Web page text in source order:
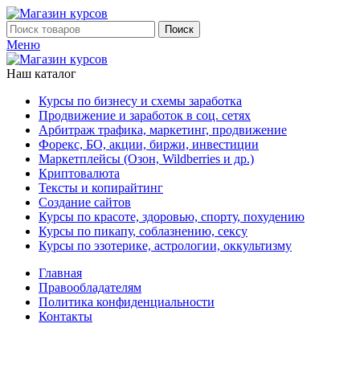
Поиск
Меню
Наш каталог
Курсы по бизнесу и схемы заработка
Продвижение и заработок в соц. сетях
Арбитраж трафика, маркетинг, продвижение
Форекс, БО, акции, биржи, инвестиции
Маркетплейсы (Озон, Wildberries и др.)
Криптовалюта
Тексты и копирайтинг
Создание сайтов
Курсы по красоте, здоровью, спорту, похудению
Курсы по пикапу, соблазнению, сексу
Курсы по эзотерике, астрологии, оккультизму
Главная
Правообладателям
Политика конфиденциальности
Контакты